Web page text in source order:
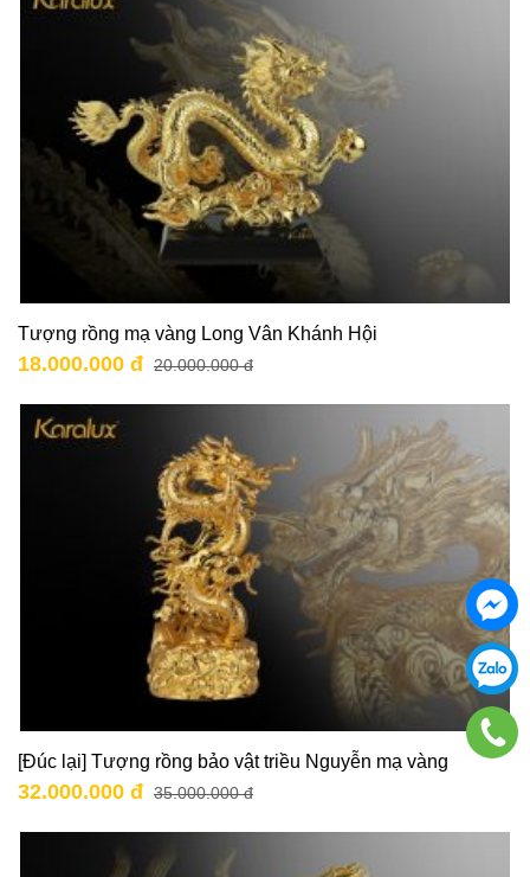
Tượng rồng mạ vàng Long Vân Khánh Hội
18.000.000 đ 20.000.000 đ
[Đúc lại] Tượng rồng bảo vật triều Nguyễn mạ vàng
32.000.000 đ 35.000.000 đ